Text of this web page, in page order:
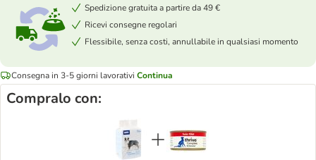
Spedizione gratuita a partire da 49 €
Ricevi consegne regolari
Flessibile, senza costi, annullabile in qualsiasi momento
Consegna in 3-5 giorni lavorativi Continua
Compralo con: